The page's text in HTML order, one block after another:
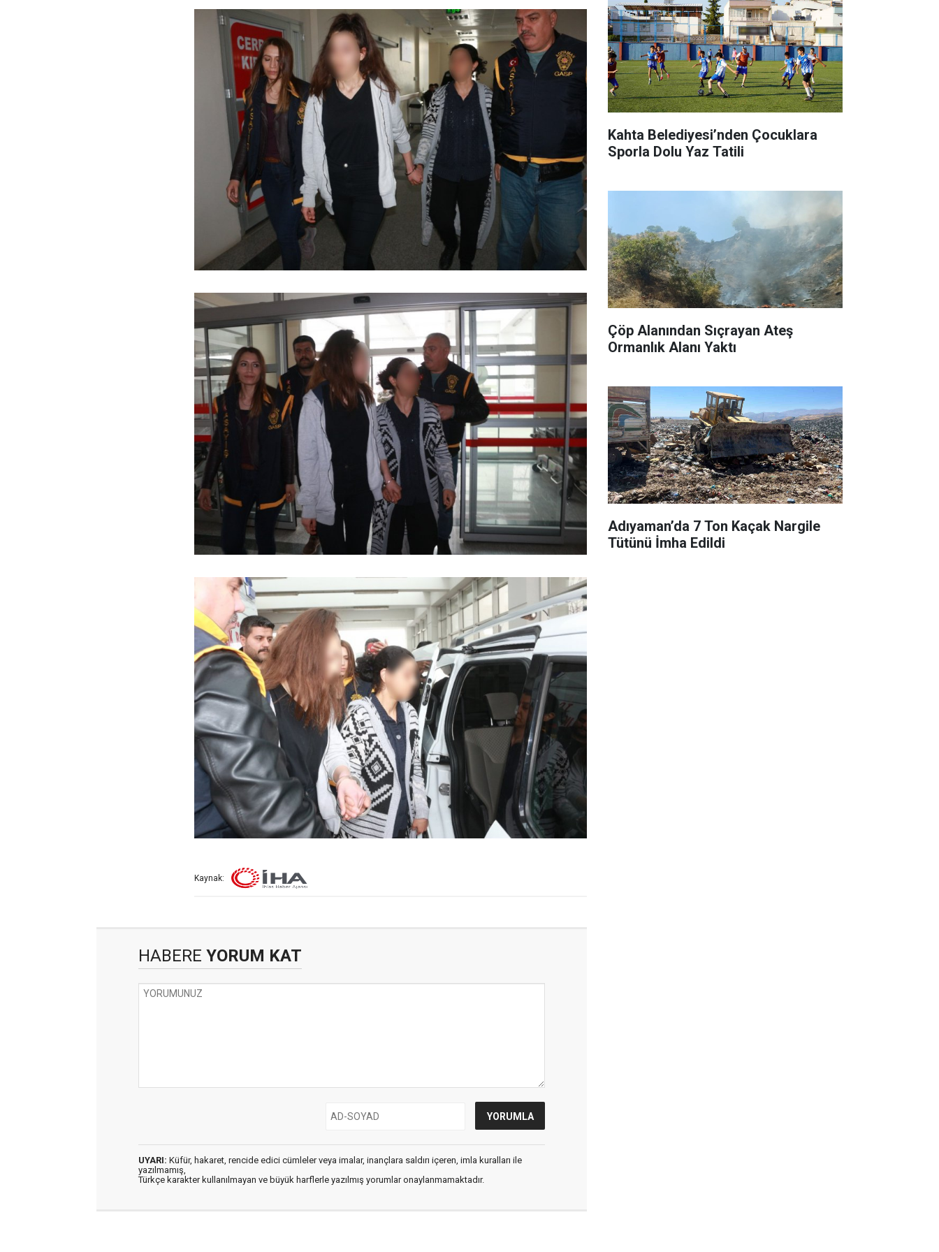
Kaynak:
HABERE YORUM KAT
UYARI: Küfür, hakaret, rencide edici cümleler veya imalar, inançlara saldırı içeren, imla kuralları ile
yazılmamış,
Türkçe karakter kullanılmayan ve büyük harflerle yazılmış yorumlar onaylanmamaktadır.
Kahta Belediyesi’nden Çocuklara
Sporla Dolu Yaz Tatili
Çöp Alanından Sıçrayan Ateş
Ormanlık Alanı Yaktı
Adıyaman’da 7 Ton Kaçak Nargile
Tütünü İmha Edildi